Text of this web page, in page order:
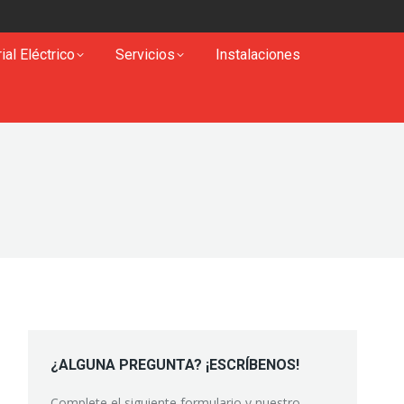
Eléctrico Servicios Instalaciones
¿ALGUNA PREGUNTA? ¡ESCRÍBENOS!